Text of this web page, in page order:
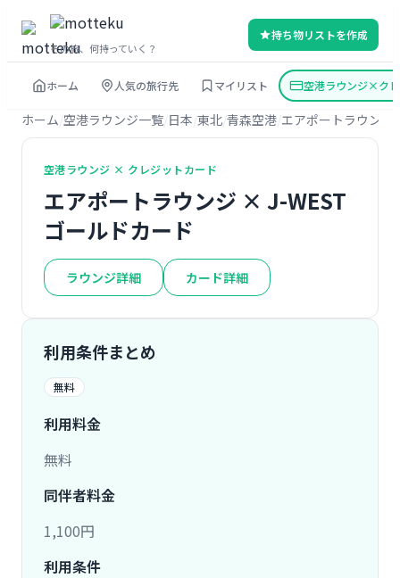
その旅、何持っていく？
持ち物リストを作成
ホーム 人気の旅行先 マイリスト 空港ラウンジ×ク
ホーム 空港ラウンジ一覧 日本 東北 青森空港 エアポートラウンジ
空港ラウンジ × クレジットカード
エアポートラウンジ × J-WEST
ゴールドカード
ラウンジ詳細 カード詳細
利用条件まとめ
無料
利用料金
無料
同伴者料金
1,100円
利用条件